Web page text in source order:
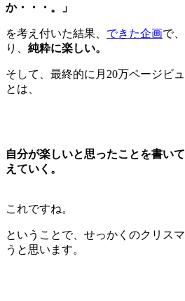
か・・・。」
を考え付いた結果、 できた企画で
り、 純粋に楽しい。
そして、最終的に月20万ページビ
とは、
自分が楽しいと思ったことを書い
えていく。
これですね。
ということで、せっかくのクリス
うと思います。